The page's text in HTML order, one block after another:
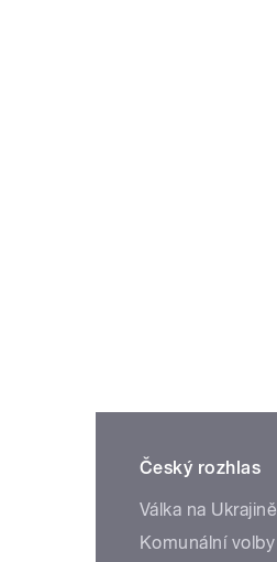
Český rozhlas
Válka na Ukrajině
Komunální volby